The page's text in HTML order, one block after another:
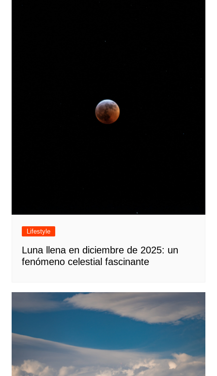
Lifestyle
Luna llena en diciembre de 2025: un
fenómeno celestial fascinante